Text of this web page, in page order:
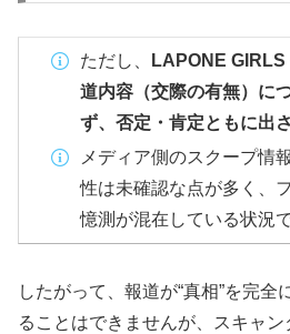
ただし、
LAPONE
道内容（交際の有無）に
ず、否定・肯定ともに出
メディア側のスクープ情
性は未確認な点が多く、
憶測が混在している状況で
したがって、報道が“真相”を完全
ることはできませんが、スキャ